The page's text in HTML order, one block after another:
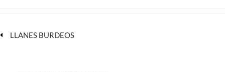
LLANES BURDEOS